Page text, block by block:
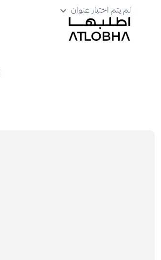
لم يتم اختيار عنوان